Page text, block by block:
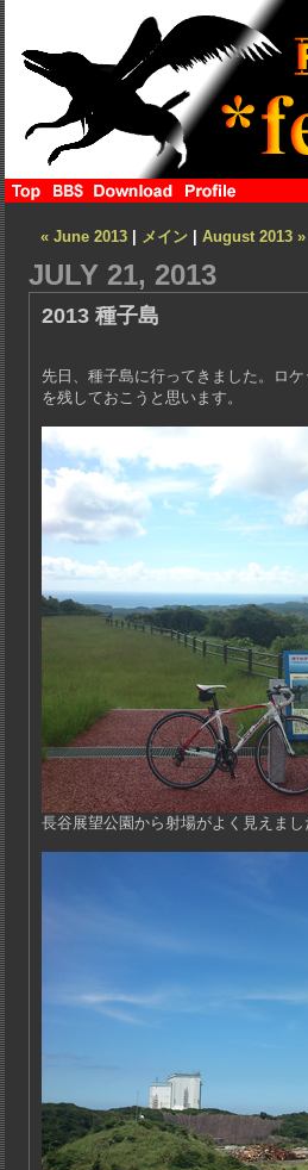
« June 2013 メイン August 2013 »
JULY 21, 2013
2013 種子島
先日、種子島に行ってきました。ロ
を残しておこうと思います。
長谷展望公園から射場がよく見えまし